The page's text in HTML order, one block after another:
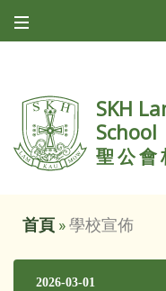
SKH
School
聖公會
首頁 »學校宣佈
2026-03-01